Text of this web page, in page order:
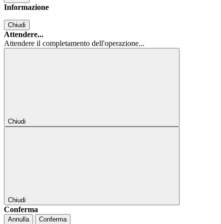
Informazione
Chiudi
Attendere...
Attendere il completamento dell'operazione...
Chiudi
Chiudi
Conferma
Annulla Conferma